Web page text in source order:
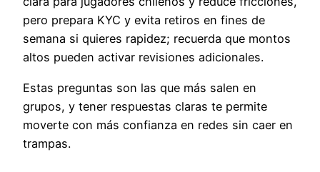
pero prepara KYC y evita retiros en fines de
semana si quieres rapidez; recuerda que montos
altos pueden activar revisiones adicionales.
Estas preguntas son las que más salen en
grupos, y tener respuestas claras te permite
moverte con más confianza en redes sin caer en
trampas.